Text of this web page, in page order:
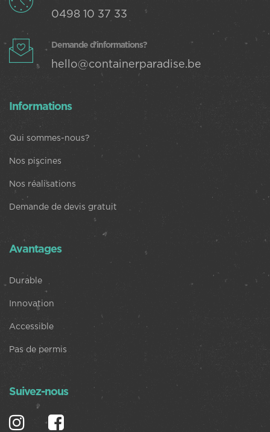
0498 10 37 33
Demande d'informations?
hello@containerparadise.be
Informations
Qui sommes-nous?
Nos piscines
Nos réalisations
Demande de devis gratuit
Avantages
Durable
Innovation
Accessible
Pas de permis
Suivez-nous